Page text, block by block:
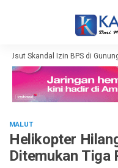
Usut Skandal Izin BPS di Gunung
MALUT
Helikopter
Ditemukan Tiga